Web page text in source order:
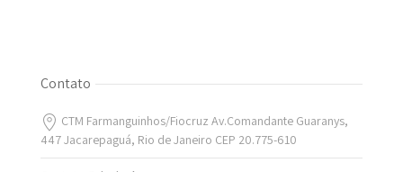
Contato
CTM Farmanguinhos/Fiocruz Av.Comandante Guaranys,
447 Jacarepaguá, Rio de Janeiro CEP 20.775-610